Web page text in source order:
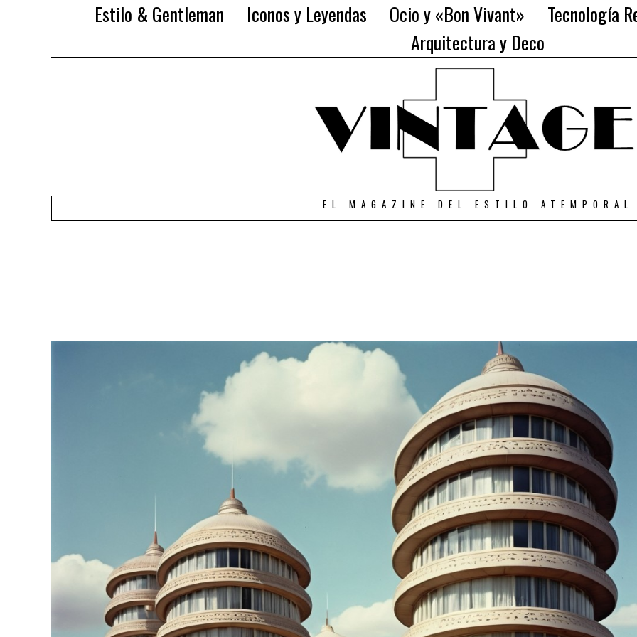
Estilo & Gentleman Iconos y Leyendas Ocio y «Bon Vivant»
Tecnología
Arquitectura y Deco
EL MAGAZINE DEL ESTILO ATEMPORAL